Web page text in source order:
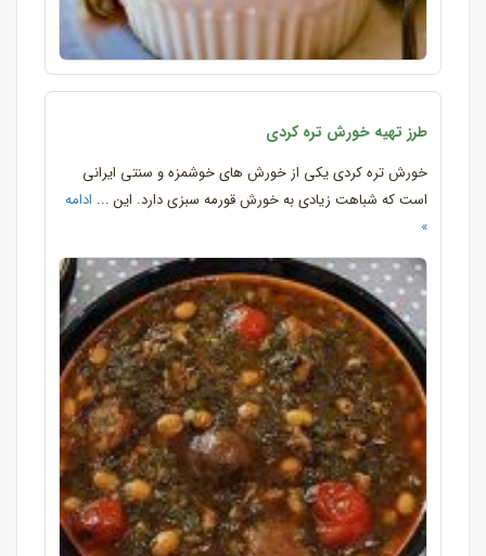
طرز تهیه خورش تره کردی
خورش تره کردی یکی از خورش های خوشمزه و سنتی ایرانی
است که شباهت زیادی به خورش قورمه سبزی دارد. این ... ادامه
»